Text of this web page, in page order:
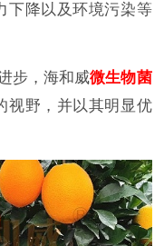
下降以及环境污染等
步，海和威微生物菌
视野，并以其明显优